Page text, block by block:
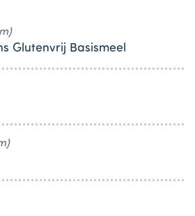
Glutenvrij Basismeel